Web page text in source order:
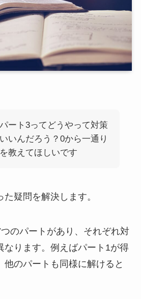
ート3ってどうやって対策
いんだろう？0から一通り
教えてほしいです
疑問を解決します。
のパートがあり、それぞれ対
なります。例えばパート1が得
他のパートも同様に解けると